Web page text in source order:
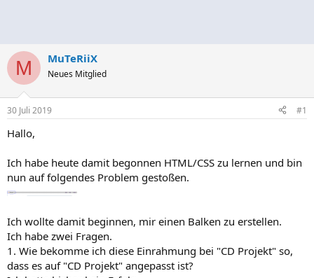
M MuTeRiiX
Neues Mitglied
30 Juli 2019 #1
Hallo,
Ich habe heute damit begonnen HTML/CSS zu lernen und bin
nun auf folgendes Problem gestoßen.
Ich wollte damit beginnen, mir einen Balken zu erstellen.
Ich habe zwei Fragen.
1. Wie bekomme ich diese Einrahmung bei "CD Projekt" so,
dass es auf "CD Projekt" angepasst ist?